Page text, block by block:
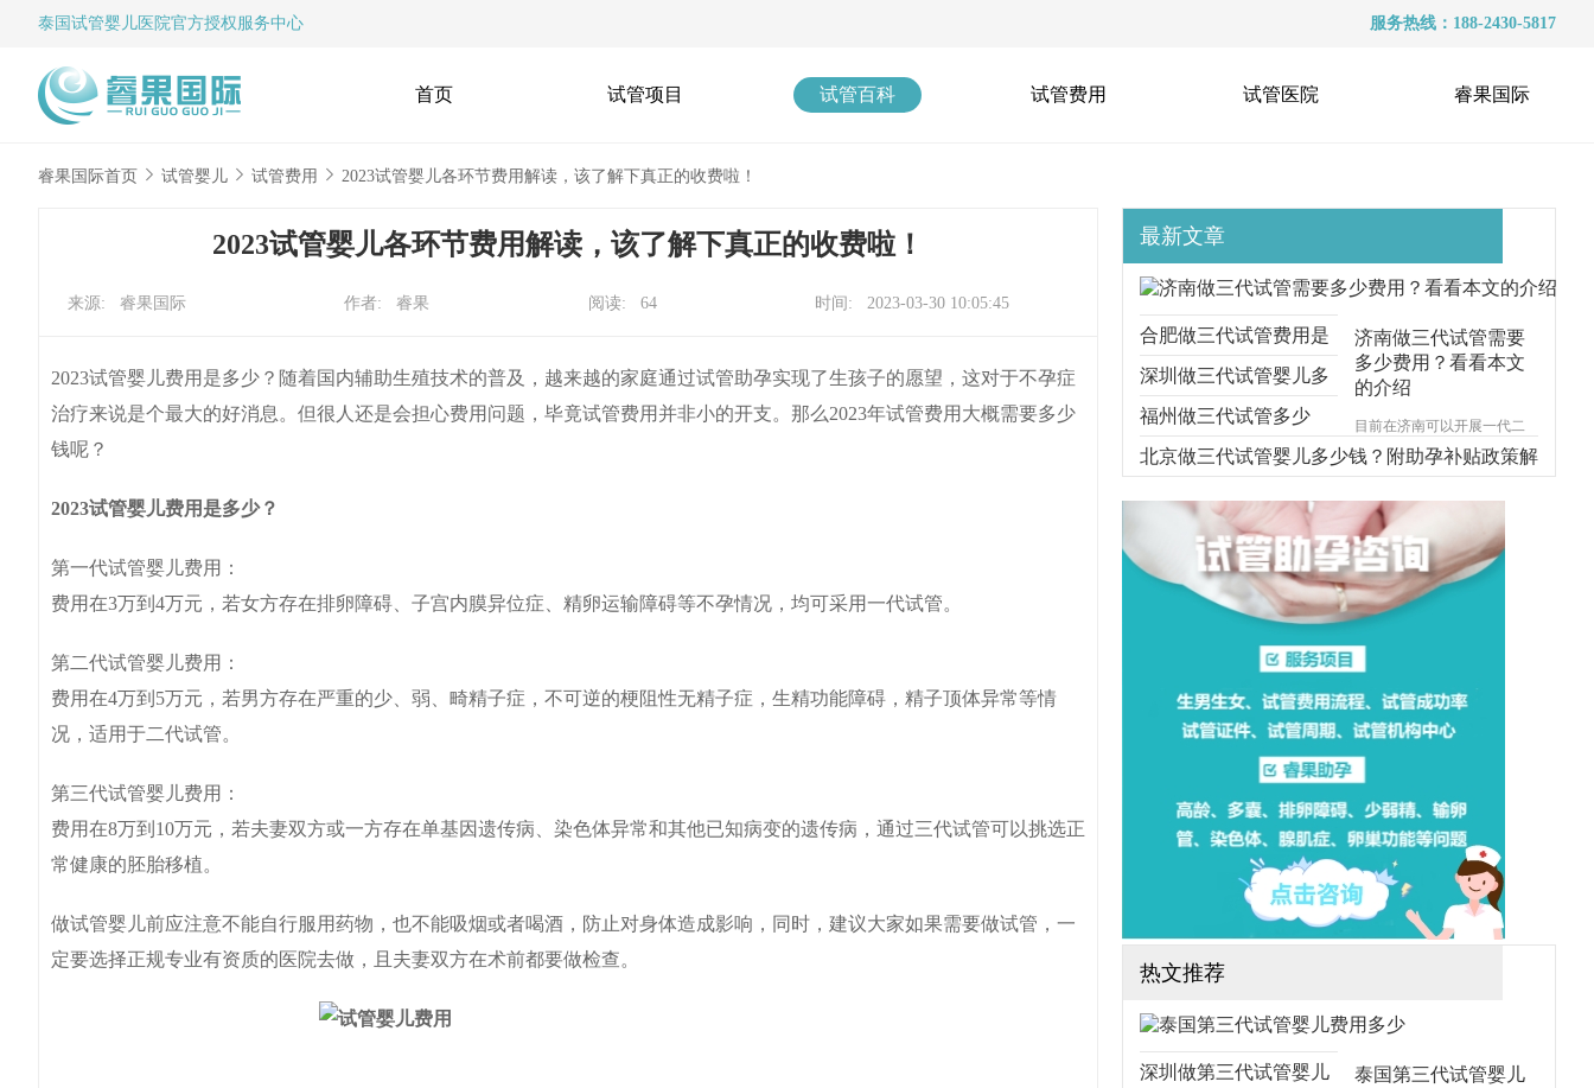
泰国试管婴儿 医院官方授权服务中心 服务热线：188-2430-5817
首页 试管项目 试管百科 试管费用 试管医院 睿果国际
睿果国际首页 试管婴儿 试管费用 2023试管婴儿各环节费用解读，该了解下真正的收费啦！
2023试管婴儿各环节费用解读，该了解下真正的收费啦！
来源: 睿果国际 作者: 睿果 阅读: 64 时间: 2023-03-30 10:05:45
2023试管婴儿费用是多少？随着国内辅助生殖技术的普及，越来越的家庭通过试管助孕实现了生孩子的愿望，这对于不孕症
治疗来说是个最大的好消息。但很人还是会担心费用问题，毕竟试管费用并非小的开支。那么2023年试管费用大概需要多少
钱呢？
2023试管婴儿费用是多少？
第一代试管婴儿费用：
费用在3万到4万元，若女方存在排卵障碍、子宫内膜异位症、精卵运输障碍等不孕情况，均可采用一代试管。
第二代试管婴儿费用：
费用在4万到5万元，若男方存在严重的少、弱、畸精子症，不可逆的梗阻性无精子症，生精功能障碍，精子顶体异常等情
况，适用于二代试管。
第三代试管婴儿费用：
费用在8万到10万元，若夫妻双方或一方存在单基因遗传病、染色体异常和其他已知病变的遗传病，通过三代试管可以挑选正
常健康的胚胎移植。
做试管婴儿前应注意不能自行服用药物，也不能吸烟或者喝酒，防止对身体造成影响，同时，建议大家如果需要做试管，一
定要选择正规专业有资质的医院去做，且夫妻双方在术前都要做检查。
最新文章
济南做三代试管需要
多少费用？看看本文
的介绍
目前在济南可以开展一代二
代三代试管婴儿技术，有不
少患者也会选择前往济南开
南做三代试管的费用也是不
少患者所关系的问题，这里
为方便大家了解济南三代试
管费用，这里为大家整理济
南三代试管费用明细。（如
果还想了解更多的试管婴儿
合肥做三代试管费用是
多少？附3家医院参考
深圳做三代试管婴儿多
少钱？详细费用揭晓！
福州做三代试管多少
钱？附正规医院收费情
况
北京做三代试管婴儿多少钱？附助孕补贴政策解
读
热文推荐
泰国第三代试管婴儿
深圳做第三代试管婴儿